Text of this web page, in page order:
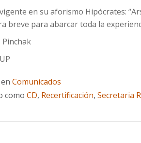
en su aforismo Hipócrates:
breve para abarcar toda la
Pinchak
Comunicados
como CD, Recertificación, Secretaria